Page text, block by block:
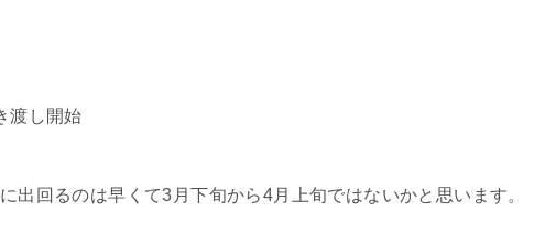
渡し開始
出回るのは早くて3月下旬から4月上旬ではないかと思います。